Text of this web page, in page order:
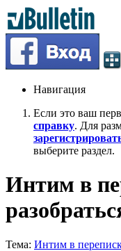
Навигация
Если это ваш
справку. Для
выберите раздел.
Интим в
Тема: Интим в